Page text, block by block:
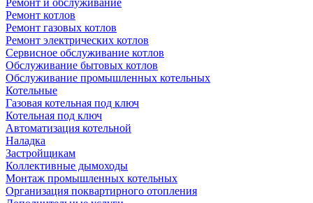
Ремонт и обслуживание
Ремонт котлов
Ремонт газовых котлов
Ремонт электрических котлов
Сервисное обслуживание котлов
Обслуживание бытовых котлов
Обслуживание промышленных котельных
Котельные
Газовая котельная под ключ
Котельная под ключ
Автоматизация котельной
Наладка
Застройщикам
Коллективные дымоходы
Монтаж промышленных котельных
Организация поквартирного отопления